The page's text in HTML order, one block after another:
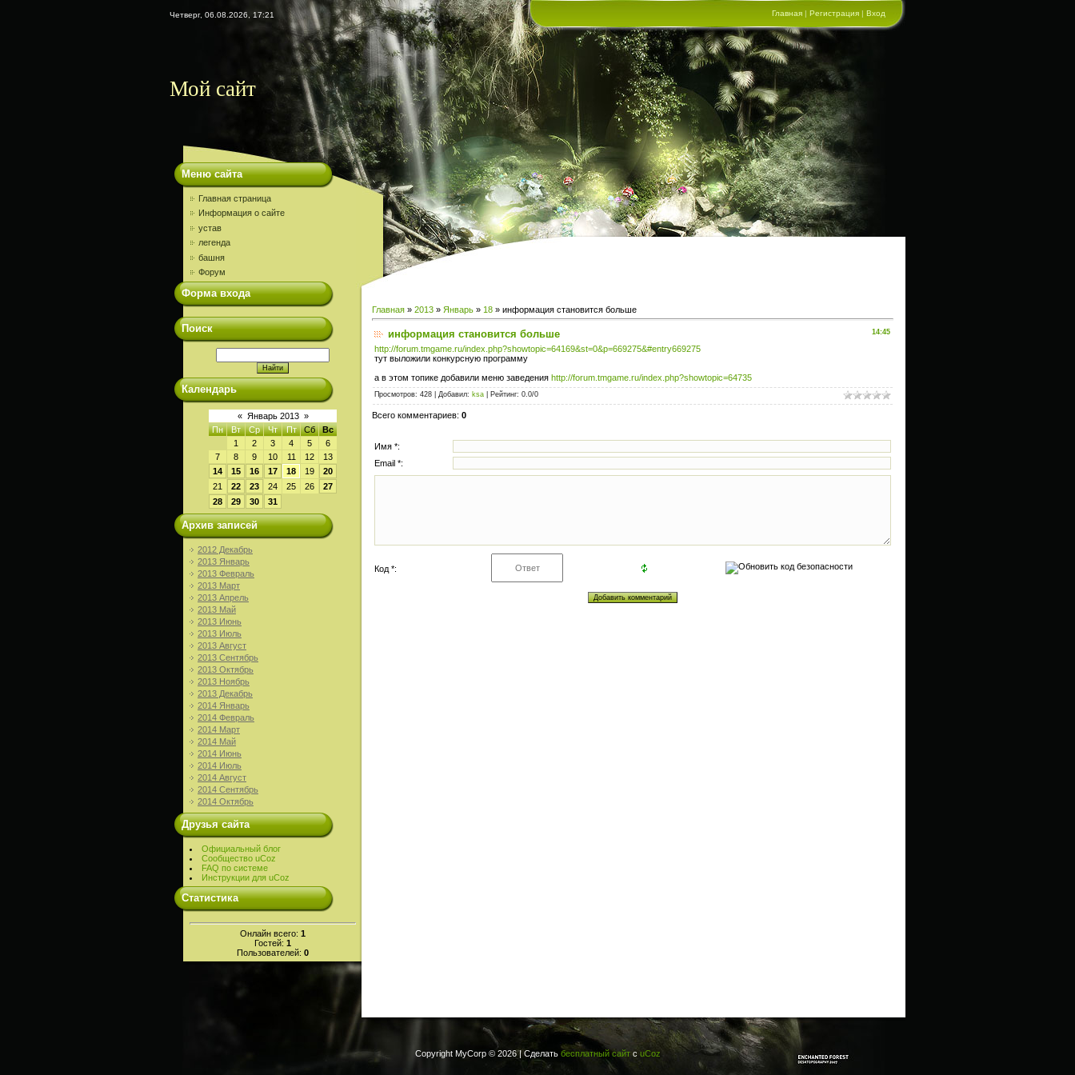
Четверг, 06.08.2026, 17:21 Главная | Регистрация | Вход
Мой сайт
Меню сайта
Главная страница
Информация о сайте
устав
легенда
башня
Форум
Форма входа
Поиск
Календарь
« Январь 2013 »
Пн
Вт Ср Чт Пт Сб
Вс
1
2 3 4 5
6
7
8 9 10 11 12
13
14
15 16 17 18 19
20
21
22 23 24 25 26
27
28
29 30 31
Архив записей
2012 Декабрь
2013 Январь
2013 Февраль
2013 Март
2013 Апрель
2013 Май
2013 Июнь
2013 Июль
2013 Август
2013 Сентябрь
2013 Октябрь
2013 Ноябрь
2013 Декабрь
2014 Январь
2014 Февраль
2014 Март
2014 Май
2014 Июнь
2014 Июль
2014 Август
2014 Сентябрь
2014 Октябрь
Друзья сайта
Официальный блог
Сообщество uCoz
FAQ по системе
Инструкции для uCoz
Статистика
Онлайн всего: 1
Гостей: 1
Пользователей: 0
Главная » 2013 » Январь » 18 » информация становится больше
14:45
информация становится больше
http://forum.tmgame.ru/index.php?showtopic=64169&st=0&p=669275&#entry669275
тут выложили конкурсную программу
а в этом топике добавили меню заведения http://forum.tmgame.ru/index.php?showtopic=64735
Просмотров: 428 | Добавил: ksa Рейтинг: 0.0/0
Всего комментариев: 0
Имя *:
Email *:
Код *:
Copyright MyCorp © 2026|Сделать бесплатный сайтс uCoz